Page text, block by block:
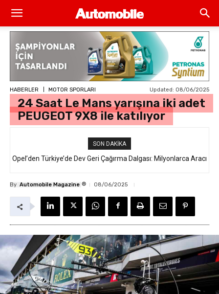
HABERLER MOTOR SPORLARI Updated: 08/06/2025
24 Saat Le Mans yarışına iki adet
PEUGEOT 9X8 ile katılıyor
SON DAKIKA
Opel’den Türkiye’de Dev Geri Çağırma Dalgası: Milyonlarca Aracı
By Automobile Magazine ® 08/06/2025